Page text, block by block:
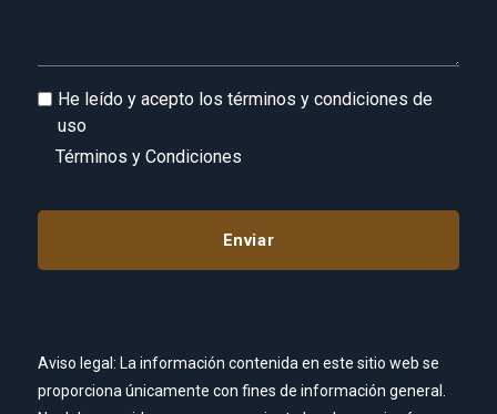
He leído y acepto los términos y condiciones de
uso
Términos y Condiciones
Aviso legal: La información contenida en este sitio web se
proporciona únicamente con fines de información general.